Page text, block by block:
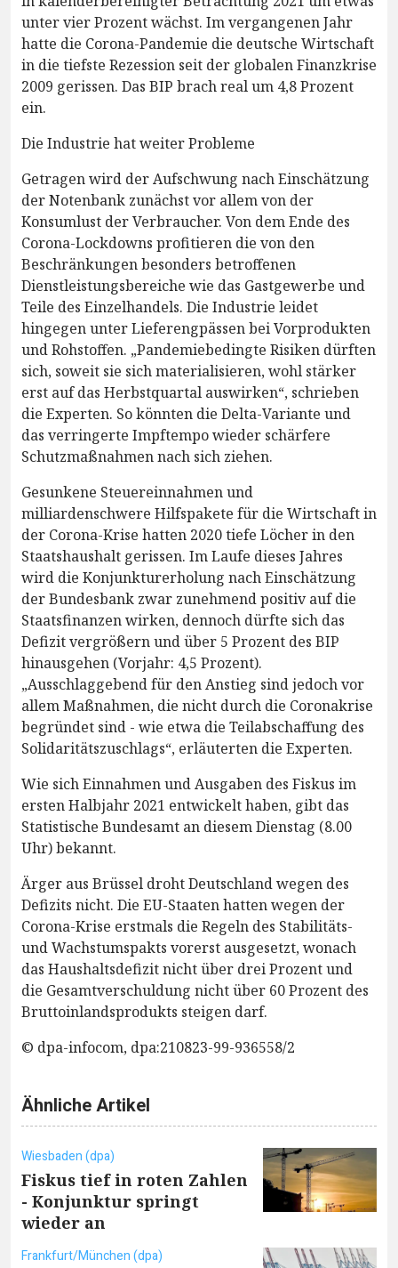
unter vier Prozent wächst. Im vergangenen Jahr
hatte die Corona-Pandemie die deutsche Wirtschaft
in die tiefste Rezession seit der globalen Finanzkrise
2009 gerissen. Das BIP brach real um 4,8 Prozent
ein.
Die Industrie hat weiter Probleme
Getragen wird der Aufschwung nach Einschätzung
der Notenbank zunächst vor allem von der
Konsumlust der Verbraucher. Von dem Ende des
Corona-Lockdowns profitieren die von den
Beschränkungen besonders betroffenen
Dienstleistungsbereiche wie das Gastgewerbe und
Teile des Einzelhandels. Die Industrie leidet
hingegen unter Lieferengpässen bei Vorprodukten
und Rohstoffen. „Pandemiebedingte Risiken dürften
sich, soweit sie sich materialisieren, wohl stärker
erst auf das Herbstquartal auswirken“, schrieben
die Experten. So könnten die Delta-Variante und
das verringerte Impftempo wieder schärfere
Schutzmaßnahmen nach sich ziehen.
Gesunkene Steuereinnahmen und
milliardenschwere Hilfspakete für die Wirtschaft in
der Corona-Krise hatten 2020 tiefe Löcher in den
Staatshaushalt gerissen. Im Laufe dieses Jahres
wird die Konjunkturerholung nach Einschätzung
der Bundesbank zwar zunehmend positiv auf die
Staatsfinanzen wirken, dennoch dürfte sich das
Defizit vergrößern und über 5 Prozent des BIP
hinausgehen (Vorjahr: 4,5 Prozent).
„Ausschlaggebend für den Anstieg sind jedoch vor
allem Maßnahmen, die nicht durch die Coronakrise
begründet sind - wie etwa die Teilabschaffung des
Solidaritätszuschlags“, erläuterten die Experten.
Wie sich Einnahmen und Ausgaben des Fiskus im
ersten Halbjahr 2021 entwickelt haben, gibt das
Statistische Bundesamt an diesem Dienstag (8.00
Uhr) bekannt.
Ärger aus Brüssel droht Deutschland wegen des
Defizits nicht. Die EU-Staaten hatten wegen der
Corona-Krise erstmals die Regeln des Stabilitäts-
und Wachstumspakts vorerst ausgesetzt, wonach
das Haushaltsdefizit nicht über drei Prozent und
die Gesamtverschuldung nicht über 60 Prozent des
Bruttoinlandsprodukts steigen darf.
© dpa-infocom, dpa:210823-99-936558/2
Ähnliche Artikel
Wiesbaden (dpa)
Fiskus tief in roten Zahlen
- Konjunktur springt
wieder an
Frankfurt/München (dpa)